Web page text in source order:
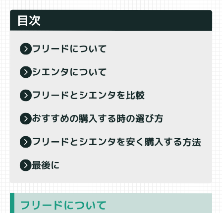
目次
フリードについて
シエンタについて
フリードとシエンタを比較
おすすめの購入する時の選び方
フリードとシエンタを安く購入する方法
最後に
フリードについて